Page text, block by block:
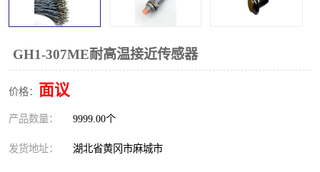
GH1-307ME耐高温接近传感器
价格： 面议
产品数量： 9999.00个
发货地址： 湖北省黄冈市麻城市
溜槽堵塞检测开关
限位开关 速度检测器
速度传感器
微电脑超速开关